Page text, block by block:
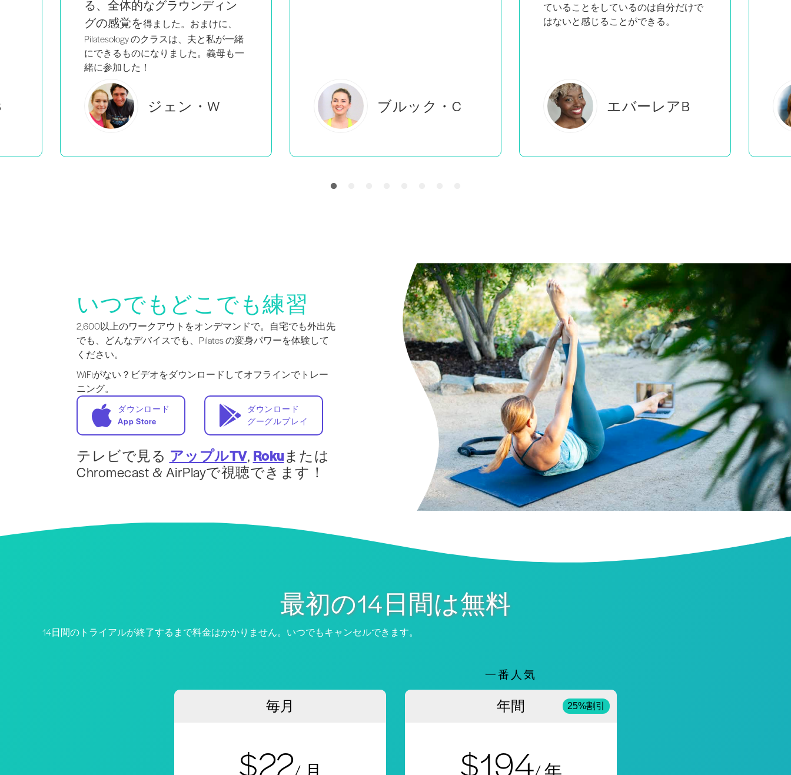
ブルック・C エバーレアB エステル・S
いつでもどこでも練習
2,600以上のワークアウトをオンデマンドで。自宅でも外出先
でも、どんなデバイスでも、Pilates の変身パワーを体験して
ください。
WiFiがない？ビデオをダウンロードしてオフラインでトレー
ニング。
ダウンロード
App Store
ダウンロード
グーグルプレイ
テレビで見る アップルTV, Rokuまたは
Chromecast & AirPlayで視聴できます！
最初の14日間は無料
14日間のトライアルが終了するまで料金はかかりません。いつでもキャンセルできます。
毎月
$22
一番人気
年間 25%割引
$194